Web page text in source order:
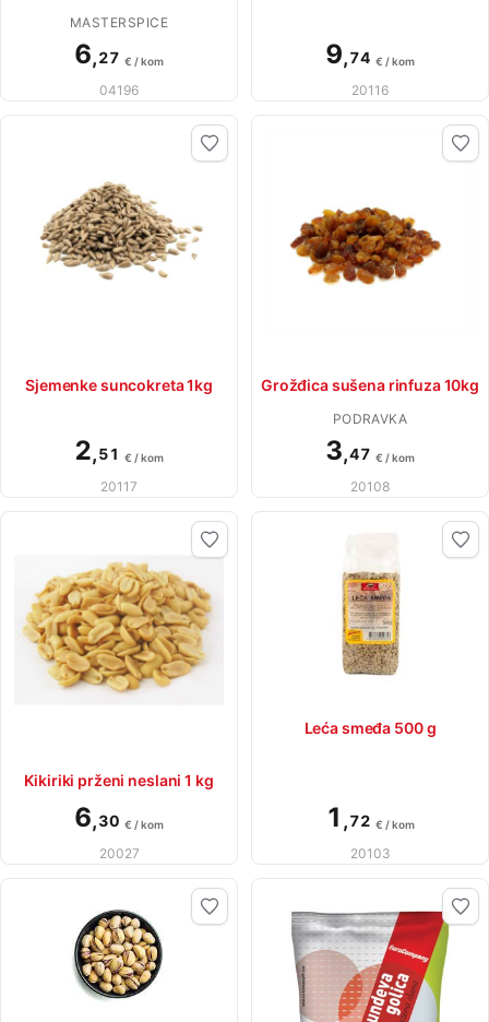
MASTERSPICE
6,27 € / kom
04196
9,74 € / kom
20116
Sjemenke suncokreta 1kg
2,51 € / kom
20117
Grožđica sušena rinfuza 10kg
PODRAVKA
3,47 € / kom
20108
Kikiriki prženi neslani 1 kg
6,30 € / kom
20027
Leća smeđa 500 g
1 ,72 € / kom
20103